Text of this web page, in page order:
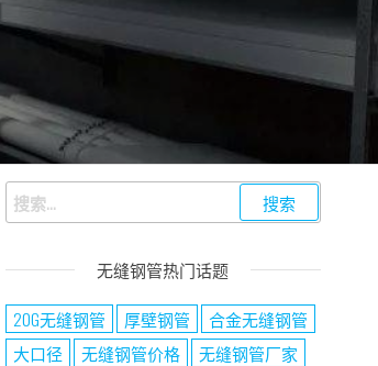
搜索：
无缝钢管热门话题
20G无缝钢管 厚壁钢管
合金无缝钢管
大口径
无缝钢管价格
无缝钢管厂家